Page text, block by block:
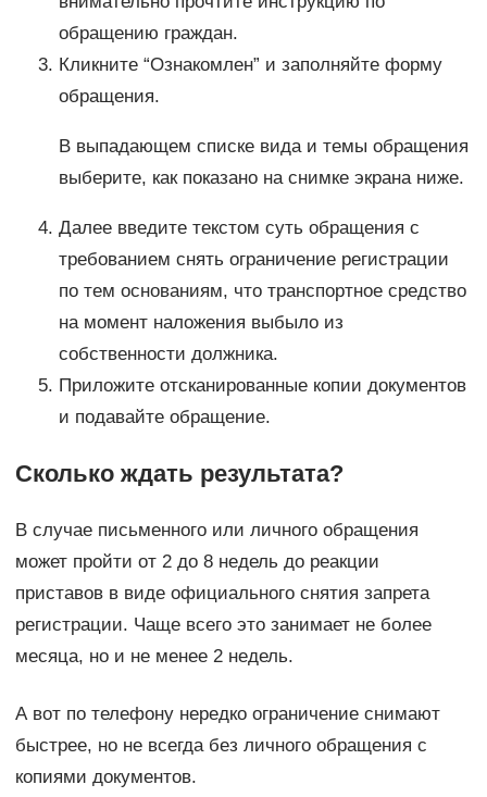
обращению граждан.
Кликните “Ознакомлен” и заполняйте форму
обращения.
В выпадающем списке вида и темы обращения
выберите, как показано на снимке экрана ниже.
Далее введите текстом суть обращения с
требованием снять ограничение регистрации
по тем основаниям, что транспортное средство
на момент наложения выбыло из
собственности должника.
Приложите отсканированные копии документов
и подавайте обращение.
Сколько ждать результата?
В случае письменного или личного обращения
может пройти от 2 до 8 недель до реакции
приставов в виде официального снятия запрета
регистрации. Чаще всего это занимает не более
месяца, но и не менее 2 недель.
А вот по телефону нередко ограничение снимают
быстрее, но не всегда без личного обращения с
копиями документов.